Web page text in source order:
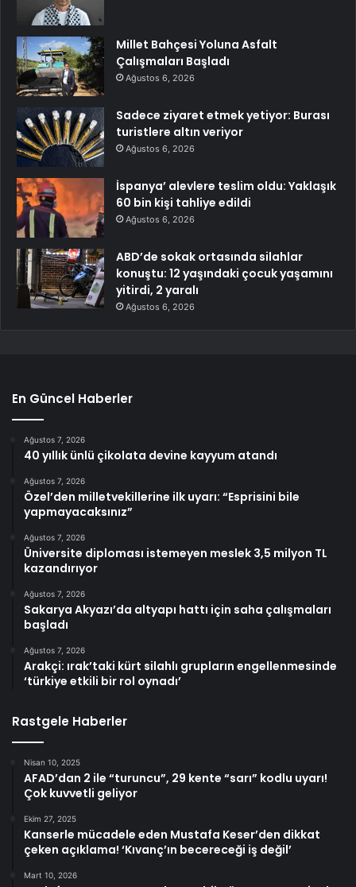
Millet Bahçesi Yoluna Asfalt
Çalışmaları Başladı
Ağustos 6, 2026
Sadece ziyaret etmek yetiyor: Burası
turistlere altın veriyor
Ağustos 6, 2026
İspanya’ alevlere teslim oldu: Yaklaşık
60 bin kişi tahliye edildi
Ağustos 6, 2026
ABD’de sokak ortasında silahlar
konuştu: 12 yaşındaki çocuk yaşamını
yitirdi, 2 yaralı
Ağustos 6, 2026
En Güncel Haberler
Ağustos 7, 2026
40 yıllık ünlü çikolata devine kayyum atandı
Ağustos 7, 2026
Özel’den milletvekillerine ilk uyarı: “Esprisini bile
yapmayacaksınız”
Ağustos 7, 2026
Üniversite diploması istemeyen meslek 3,5 milyon TL
kazandırıyor
Ağustos 7, 2026
Sakarya Akyazı’da altyapı hattı için saha çalışmaları
başladı
Ağustos 7, 2026
Arakçi: ırak’taki kürt silahlı grupların engellenmesinde
‘türkiye etkili bir rol oynadı’
Rastgele Haberler
Nisan 10, 2025
AFAD’dan 2 ile “turuncu”, 29 kente “sarı” kodlu uyarı!
Çok kuvvetli geliyor
Ekim 27, 2025
Kanserle mücadele eden Mustafa Keser’den dikkat
çeken açıklama! ‘Kıvanç’ın becereceği iş değil’
Mart 10, 2026